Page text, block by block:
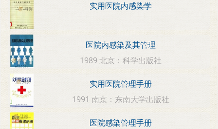
实用医院内感染学
医院内感染及其管理
1989 北京：科学出版社
实用医院管理手册
1991 南京：东南大学出版社
医院感染管理手册